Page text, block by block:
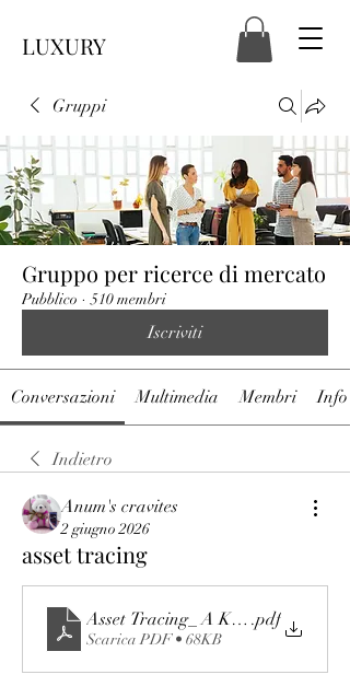
LUXURY
Gruppi
Gruppo per ricerce di mercato
Pubblico · 510 membri
Iscriviti
Conversazioni Multimedia Membri Info
Indietro
Anum's cravites
2 giugno 2026
asset tracing
Asset Tracing_ A Key Tool for
.pdf
Scarica PDF • 68KB